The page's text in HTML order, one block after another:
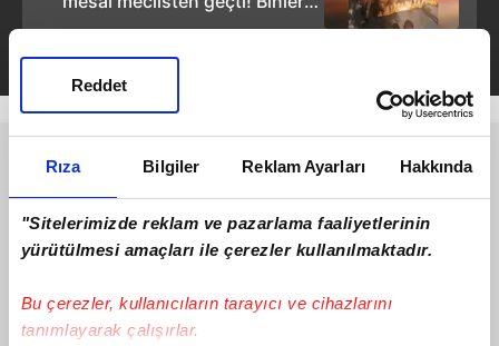
Rıza Bilgiler Reklam Ayarları Hakkında
"Sitelerimizde reklam ve pazarlama faaliyetlerinin
yürütülmesi amaçları ile çerezler kullanılmaktadır.
Bu çerezler, kullanıcıların tarayıcı ve cihazlarını
tanımlayarak çalışırlar.
Reddet